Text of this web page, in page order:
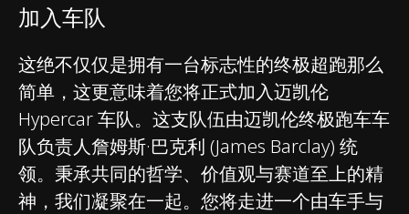
加入车队
这绝不仅仅是拥有一台标志性的终极超跑那么
简单，这更意味着您将正式加入迈凯伦
Hypercar 车队。这支队伍由迈凯伦终极跑车车
队负责人詹姆斯·巴克利 (James Barclay) 统
领。秉承共同的哲学、价值观与赛道至上的精
神，我们凝聚在一起。您将走进一个由车手与